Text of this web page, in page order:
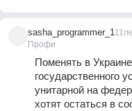
sasha_programmer_1
Профи
Поменять в
государственного
унитарной на
хотят остаться в